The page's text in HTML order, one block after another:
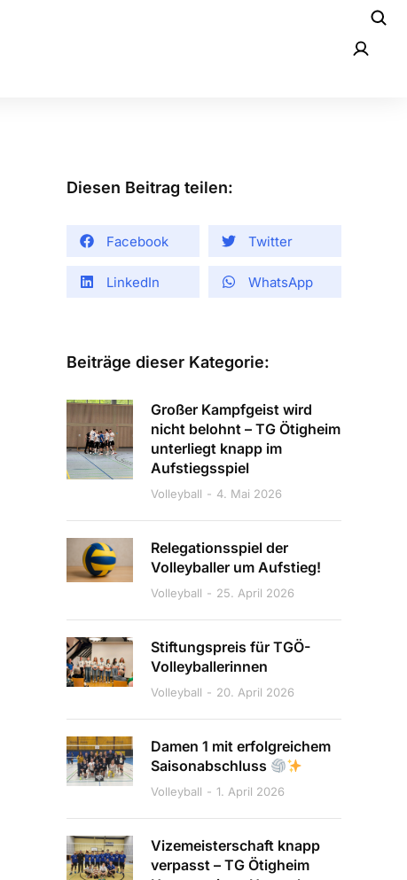
Diesen Beitrag teilen:
Facebook Twitter
LinkedIn WhatsApp
Beiträge dieser Kategorie:
Großer Kampfgeist wird
nicht belohnt – TG Ötigheim
unterliegt knapp im
Aufstiegsspiel
Volleyball 4. Mai 2026
Relegationsspiel der
Volleyballer um Aufstieg!
Volleyball 25. April 2026
Stiftungspreis für TGÖ-
Volleyballerinnen
Volleyball 20. April 2026
Damen 1 mit erfolgreichem
Saisonabschluss
Volleyball 1. April 2026
Vizemeisterschaft knapp
verpasst – TG Ötigheim